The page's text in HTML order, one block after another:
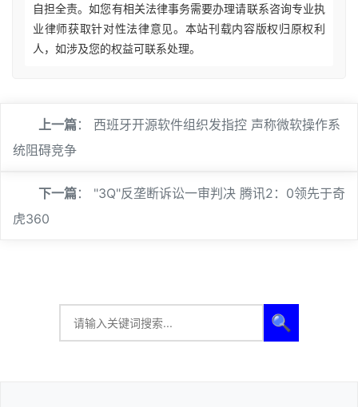
自担全责。如您有相关法律事务需要办理请联系咨询专业执
业律师获取针对性法律意见。本站刊载内容版权归原权利
人，如涉及您的权益可联系处理。
上一篇： 西班牙开源软件组织发指控 声称微软操作系
统阻碍竞争
下一篇： "3Q"反垄断诉讼一审判决 腾讯2：0领先于奇
虎360
🔍